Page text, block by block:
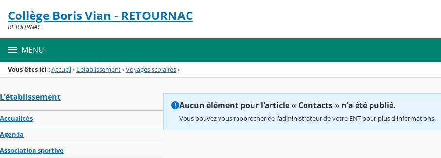
Menu de la rubrique
Contenu
Collège Boris Vian - RETOURNAC
RETOURNAC
MENU
Vous êtes ici : Accueil› L'établissement›Voyages scolaires›
L'établissement
Actualités
Agenda
Association sportive
Aucun élément pour l'article « Contacts » n'a été publié.
Vous pouvez vous rapprocher de l'administrateur de votre ENT pour plus d'informations.